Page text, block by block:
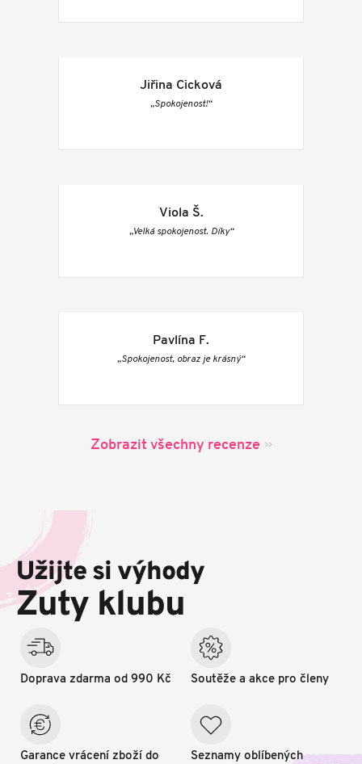
Jiřina Cicková
„Spokojenost!“
Viola Š.
„Velká spokojenost. Díky“
Pavlína F.
„Spokojenost, obraz je krásný“
Zobrazit všechny recenze
a
í
Užijte si výhody
Zuty klubu
Doprava zdarma od 990 Kč
Garance vrácení zboží do
Soutěže a akce pro členy
Seznamy oblíbených